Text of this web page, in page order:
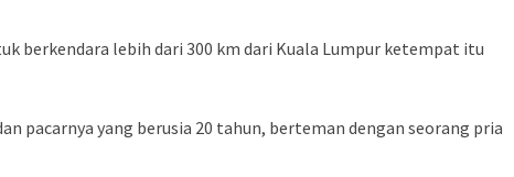
berkendara lebih dari 300 km dari Kuala Lumpur ketempat itu
pacarnya yang berusia 20 tahun, berteman dengan seorang pria